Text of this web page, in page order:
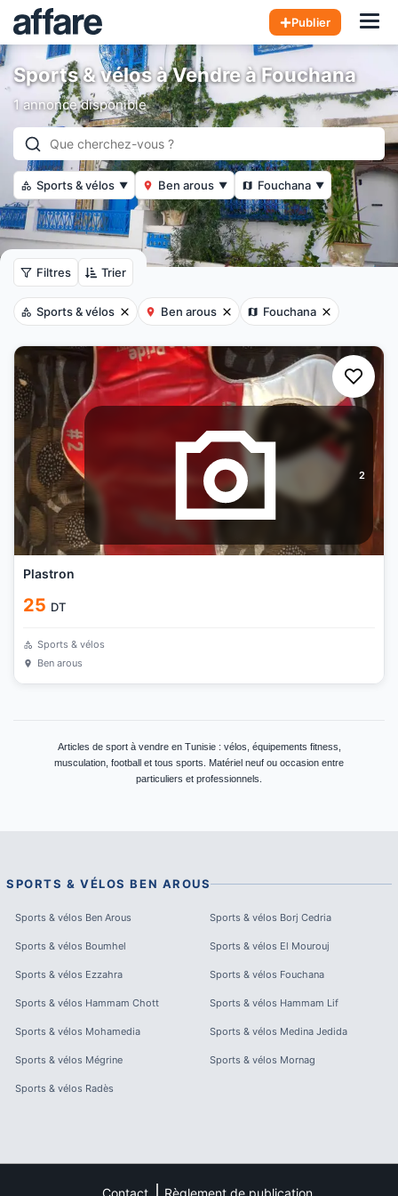
Publier
Sports & vélos à Vendre à Fouchana
1 annonce disponible
Sports & vélos ▼ Ben arous ▼ Fouchana ▼
Filtres Trier
Sports & vélos Ben arous Fouchana
2
Plastron
25 DT
Sports & vélos
Ben arous
Articles de sport à vendre en Tunisie : vélos, équipements fitness,
musculation, football et tous sports. Matériel neuf ou occasion entre
particuliers et professionnels.
SPORTS & VÉLOS BEN AROUS
Sports & vélos Ben Arous Sports & vélos Borj Cedria
Sports & vélos Boumhel Sports & vélos El Mourouj
Sports & vélos Ezzahra Sports & vélos Fouchana
Sports & vélos Hammam Chott Sports & vélos Hammam Lif
Sports & vélos Mohamedia Sports & vélos Medina Jedida
Sports & vélos Mégrine Sports & vélos Mornag
Sports & vélos Radès
Contact Règlement de publication